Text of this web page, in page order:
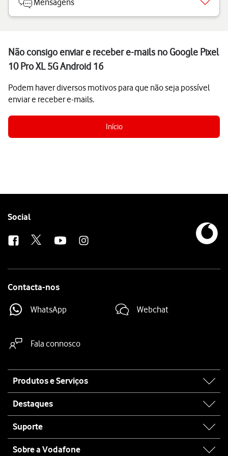
Mensagens
Não consigo enviar e receber e-mails no Google Pixel
10 Pro XL 5G Android 16
Podem haver diversos motivos para que não seja possível
enviar e receber e-mails.
Início
Follow
Social
Contacta-nos
WhatsApp Webchat
Fala connosco
map
Produtos e Serviços
Destaques
Suporte
Sobre a Vodafone